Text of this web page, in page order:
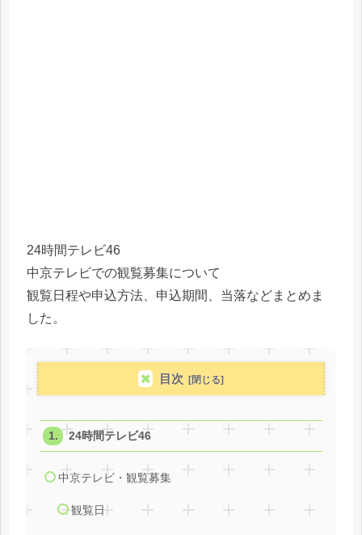
24時間テレビ46
中京テレビでの観覧募集について
観覧日程や申込方法、申込期間、当落などまとめま
した。
目次
24時間テレビ46
中京テレビ・観覧募集
観覧日